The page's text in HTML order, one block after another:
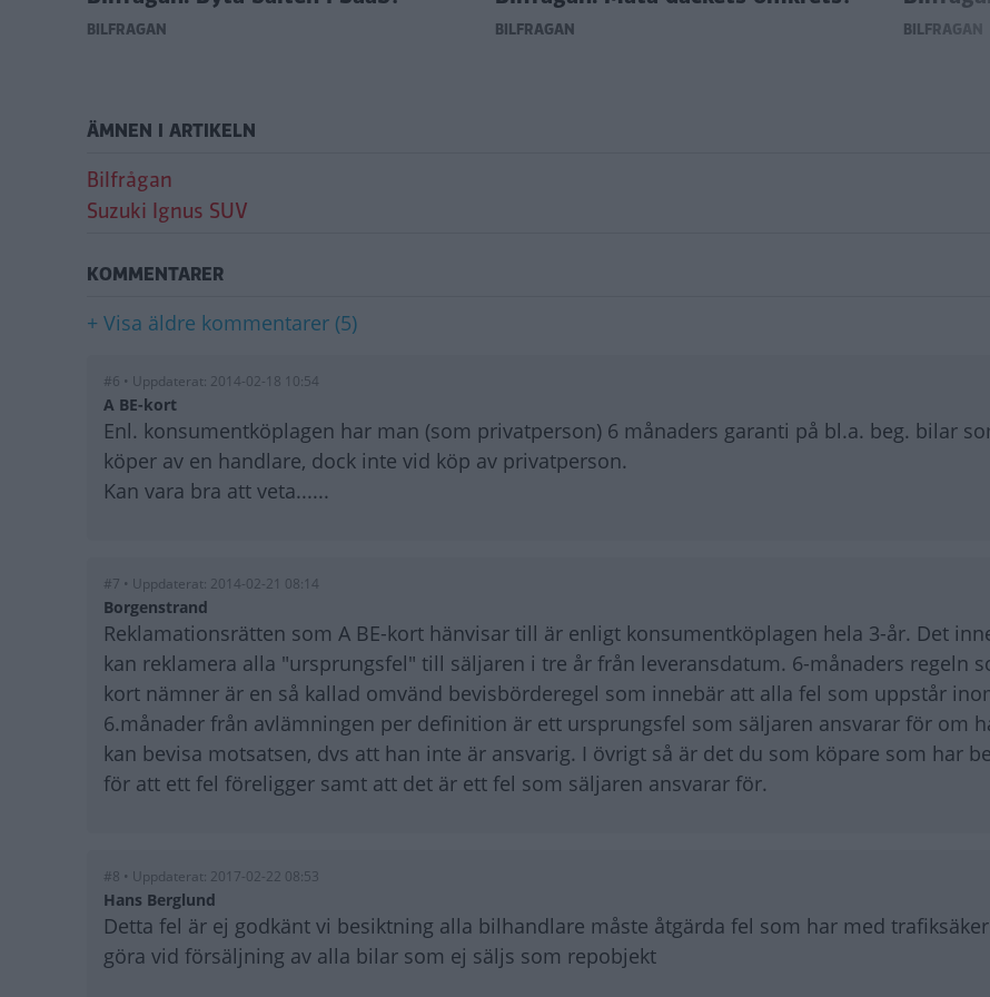
BILFRÅGAN BILFRÅGAN BILFRÅGAN
ÄMNEN I ARTIKELN
Bilfrågan
Suzuki Ignus SUV
KOMMENTARER
+ Visa äldre kommentarer (5)
#6 • Uppdaterat: 2014-02-18 10:54
A BE-kort
Enl. konsumentköplagen har man (som privatperson) 6 månaders garanti på bl.a. beg. bilar
köper av en handlare, dock inte vid köp av privatperson.
Kan vara bra att veta......
#7 • Uppdaterat: 2014-02-21 08:14
Borgenstrand
Reklamationsrätten som A BE-kort hänvisar till är enligt konsumentköplagen hela 3-år. Det
kan reklamera alla "ursprungsfel" till säljaren i tre år från leveransdatum. 6-månaders regeln
kort nämner är en så kallad omvänd bevisbörderegel som innebär att alla fel som uppstår
6.månader från avlämningen per definition är ett ursprungsfel som säljaren ansvarar för om
kan bevisa motsatsen, dvs att han inte är ansvarig. I övrigt så är det du som köpare som har
för att ett fel föreligger samt att det är ett fel som säljaren ansvarar för.
#8 • Uppdaterat: 2017-02-22 08:53
Hans Berglund
Detta fel är ej godkänt vi besiktning alla bilhandlare måste åtgärda fel som har med
göra vid försäljning av alla bilar som ej säljs som repobjekt